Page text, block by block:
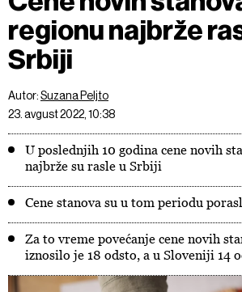
regionu najbrže
Srbiji
Autor:Suzana Peljto
23. avgust 2022, 10:38
U poslednjih 10 godina cene novih
najbrže su rasle u Srbiji
Cene stanova su u tom periodu
Za to vreme povećanje cene novih
iznosilo je 18 odsto, a u Sloveniji 14